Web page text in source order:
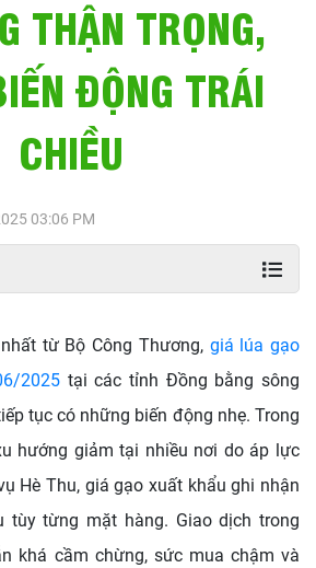
THẬN TRỌNG,
ĐỘNG TRÁI
CHIỀU
03:06 PM
từ Bộ Công Thương, giá lúa gạo
2025 tại các tỉnh Đồng bằng sông
tục có những biến động nhẹ. Trong
hướng giảm tại nhiều nơi do áp lực
Hè Thu, giá gạo xuất khẩu ghi nhận
tùy từng mặt hàng. Giao dịch trong
khá cầm chừng, sức mua chậm và